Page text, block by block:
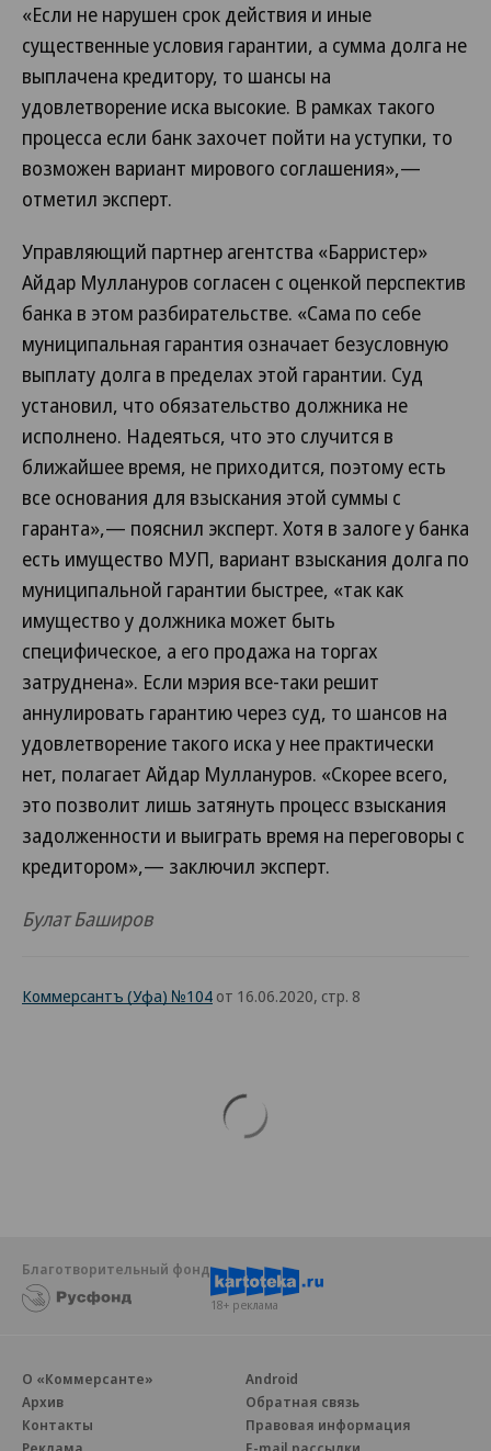
«Если не нарушен срок действия и иные
существенные условия гарантии, а сумма долга не
выплачена кредитору, то шансы на
удовлетворение иска высокие. В рамках такого
процесса если банк захочет пойти на уступки, то
возможен вариант мирового соглашения»,—
отметил эксперт.
Управляющий партнер агентства «Барристер»
Айдар Муллануров согласен с оценкой перспектив
банка в этом разбирательстве. «Сама по себе
муниципальная гарантия означает безусловную
выплату долга в пределах этой гарантии. Суд
установил, что обязательство должника не
исполнено. Надеяться, что это случится в
ближайшее время, не приходится, поэтому есть
все основания для взыскания этой суммы с
гаранта»,— пояснил эксперт. Хотя в залоге у банка
есть имущество МУП, вариант взыскания долга по
муниципальной гарантии быстрее, «так как
имущество у должника может быть
специфическое, а его продажа на торгах
затруднена». Если мэрия все-таки решит
аннулировать гарантию через суд, то шансов на
удовлетворение такого иска у нее практически
нет, полагает Айдар Муллануров. «Скорее всего,
это позволит лишь затянуть процесс взыскания
задолженности и выиграть время на переговоры с
кредитором»,— заключил эксперт.
Булат Баширов
Коммерсантъ (Уфа) №104 от 16.06.2020, стр. 8
Благотворительный фонд
18+ реклама
О «Коммерсанте»
Архив
Контакты
Android
Обратная связь
Правовая информация